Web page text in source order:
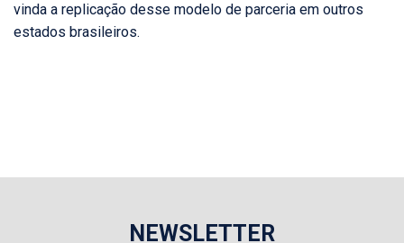
vinda a replicação desse modelo de parceria em outros
estados brasileiros.
NEWSLETTER